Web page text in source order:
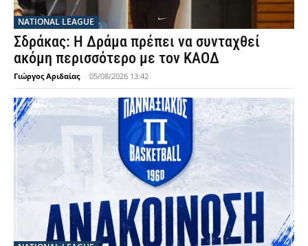
NATIONAL LEAGUE
Σδράκας: Η Δράμα πρέπει να συνταχθεί
ακόμη περισσότερο με τον ΚΑΟΔ
Γιώργος Αριδαίας - 05/08/2026 13:42